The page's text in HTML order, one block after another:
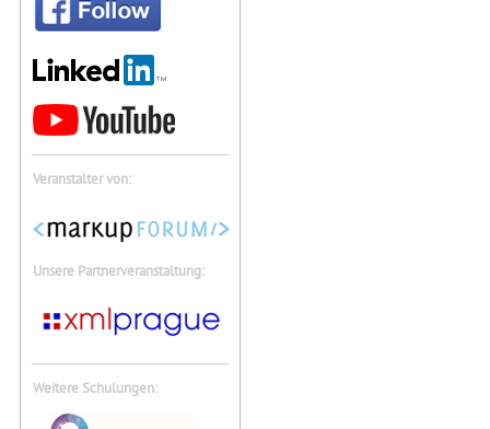
Veranstalter von:
Unsere Partnerveranstaltung:
Weitere Schulungen: